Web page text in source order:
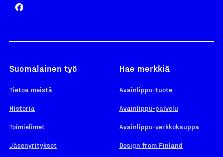
Suomalainen työ
Tietoa meistä
Historia
Toimielimet
Jäsenyritykset
Hae merkkiä
Avainlippu-tuote
Avainlippu-palvelu
Avainlippu-verkkokauppa
Design from Finland